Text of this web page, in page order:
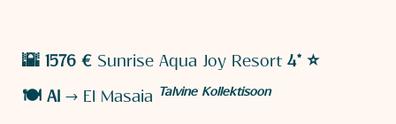
🌇 1576 € Sunrise Aqua Joy Resort 4* ⭐️
🍽️ AI → El Masaia Talvine Kollektisoon